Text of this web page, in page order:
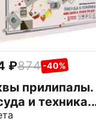
874 -40%
прилипалы.
и техника.
набор